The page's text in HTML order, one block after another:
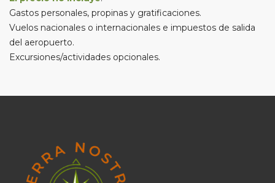
Gastos personales, propinas y gratificaciones.
Vuelos nacionales o internacionales e impuestos de salida
del aeropuerto.
Excursiones/actividades opcionales.